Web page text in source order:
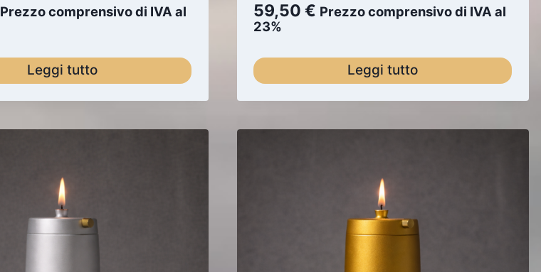
Prezzo comprensivo di IVA al
Leggi tutto
59,50€ Prezzo comprensivo di IVA al
23%
Leggi tutto